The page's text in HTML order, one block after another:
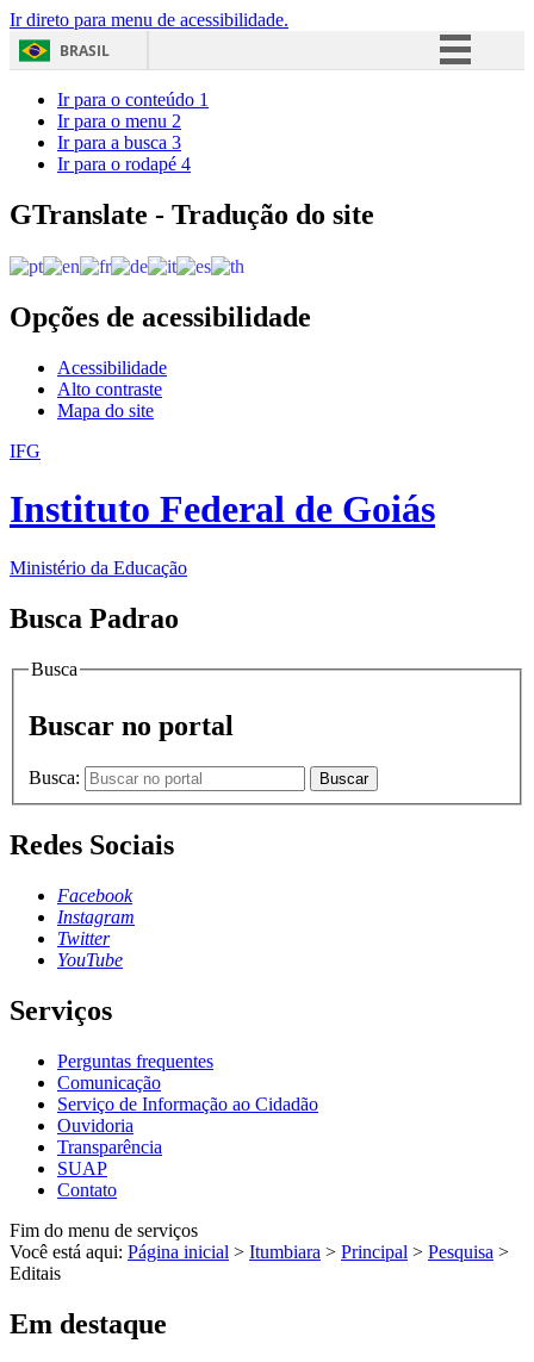
Ir direto para menu de acessibilidade.
BRASIL
Acesso à informação
Ir para o conteúdo 1
Ir para o menu 2
Ir para a busca 3
Ir para o rodapé 4
GTranslate - Tradução do site
Opções de acessibilidade
Acessibilidade
Alto contraste
Mapa do site
IFG
Instituto Federal de Goiás
Ministério da Educação
Busca Padrao
Busca
Buscar no portal
Busca: Buscar
Redes Sociais
Facebook
Instagram
Twitter
YouTube
Serviços
Perguntas frequentes
Comunicação
Serviço de Informação ao Cidadão
Ouvidoria
Transparência
SUAP
Contato
Fim do menu de serviços
Você está aqui: Página inicial > Itumbiara > Principal > Pesquisa >
Editais
Em destaque